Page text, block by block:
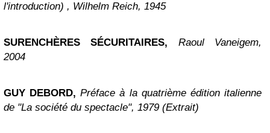
l'introduction) , Wilhelm Reich, 1945
SURENCHÈRES SÉCURITAIRES,
Raoul Vaneigem,
2004
GUY DEBORD, Préface à la quatrième édition italienne
de "La société du spectacle", 1979 (Extrait)